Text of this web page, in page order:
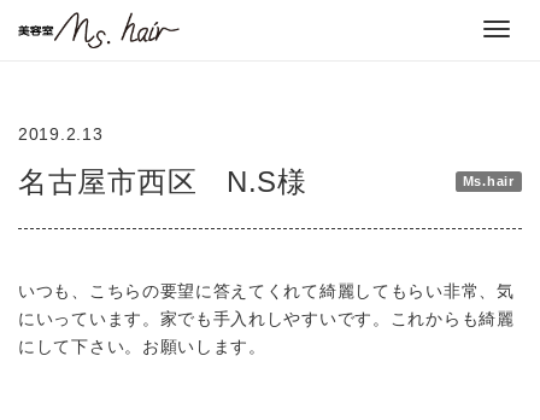
2019.2.13
名古屋市西区 N.S様 Ms.hair
いつも、こちらの要望に答えてくれて綺麗してもらい非常、気
にいっています。家でも手入れしやすいです。これからも綺麗
にして下さい。お願いします。